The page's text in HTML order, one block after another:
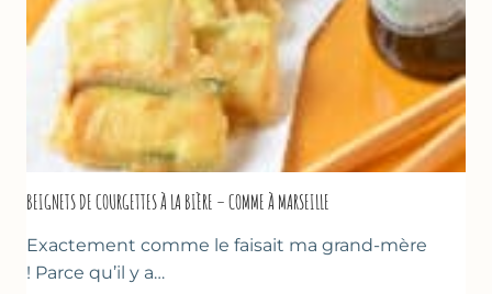
BEIGNETS DE COURGETTES À LA BIÈRE – COMME À MARSEILLE
Exactement comme le faisait ma grand-mère
! Parce qu’il y a…